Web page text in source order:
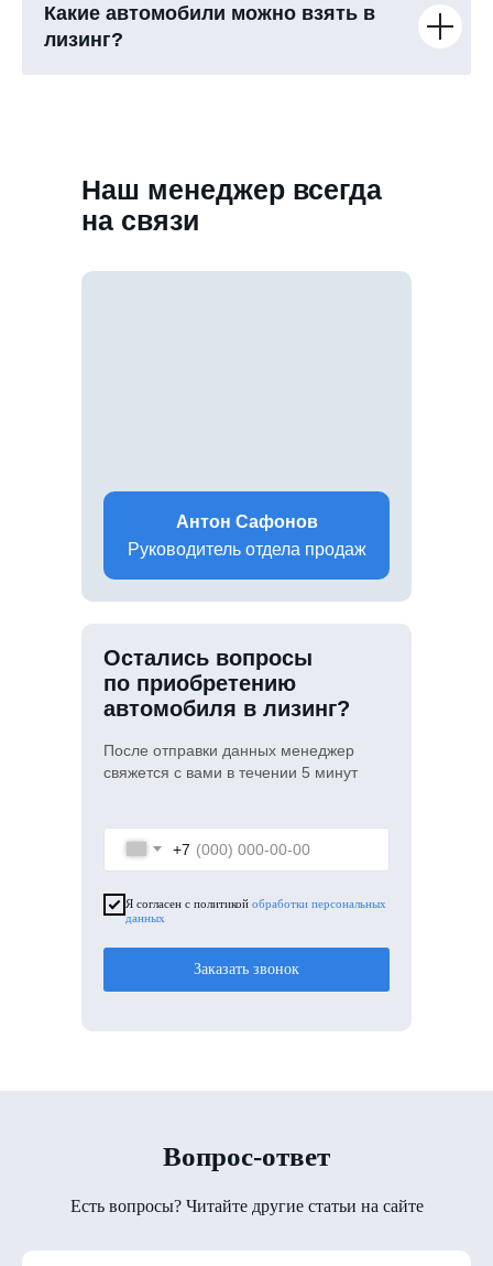
Какие автомобили можно взять в
лизинг?
Наш менеджер всегда
на связи
+7
Я согласен с политикой обработки персональных
данных
Заказать звонок
Остались вопросы
по приобретению
автомобиля в лизинг?
После отправки данных менеджер
свяжется с вами в течении 5 минут
Антон Сафонов
Руководитель отдела продаж
Вопрос-ответ
Есть вопросы? Читайте другие статьи на сайте